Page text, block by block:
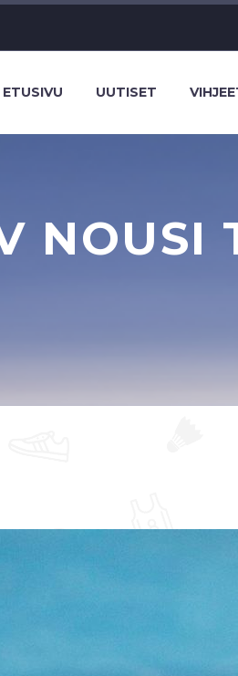
ETUSIVU UUTISET
NOUSI